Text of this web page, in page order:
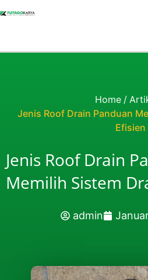
Home /
Jenis Roof Drain Panduan
Efisien
Jenis Roof Drain
Memilih Sistem
admin